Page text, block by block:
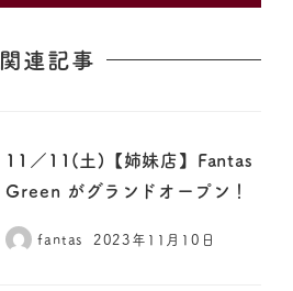
関連記事
11／11(土)【姉妹店】Fantas
Green がグランドオープン！
fantas 2023年11月10日